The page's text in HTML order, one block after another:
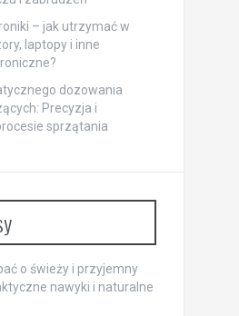
– jak utrzymać w
laptopy i inne
dozowania
Precyzja i
sprzątania
o świeży i przyjemny
nawyki i naturalne